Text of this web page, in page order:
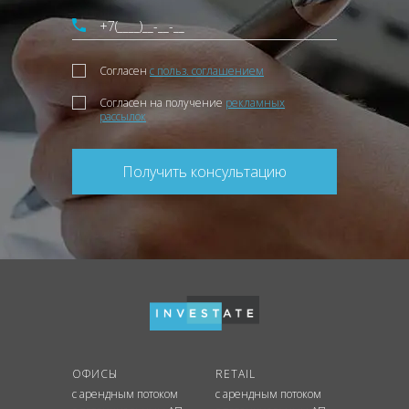
Согласен с польз. соглашением
Согласен на получение рекламных
рассылок
Получить консультацию
ОФИСЫ
с арендным потоком
RETAIL
с арендным потоком